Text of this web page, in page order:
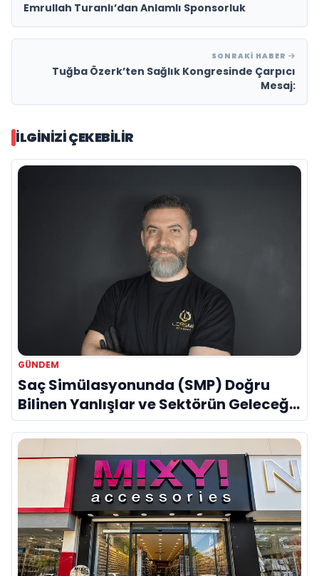
Emrullah Turanlı’dan Anlamlı Sponsorluk
SONRAKI HABER
Tuğba Özerk’ten Sağlık Kongresinde Çarpıcı
Mesaj:
İLGINIZI ÇEKEBILIR
GÜNDEM
Saç Simülasyonunda (SMP) Doğru
Bilinen Yanlışlar ve Sektörün Geleceği:
Onur Akdeniz ile Özel Röportaj